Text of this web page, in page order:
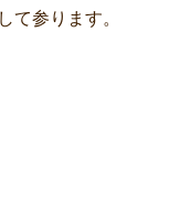
て参ります。